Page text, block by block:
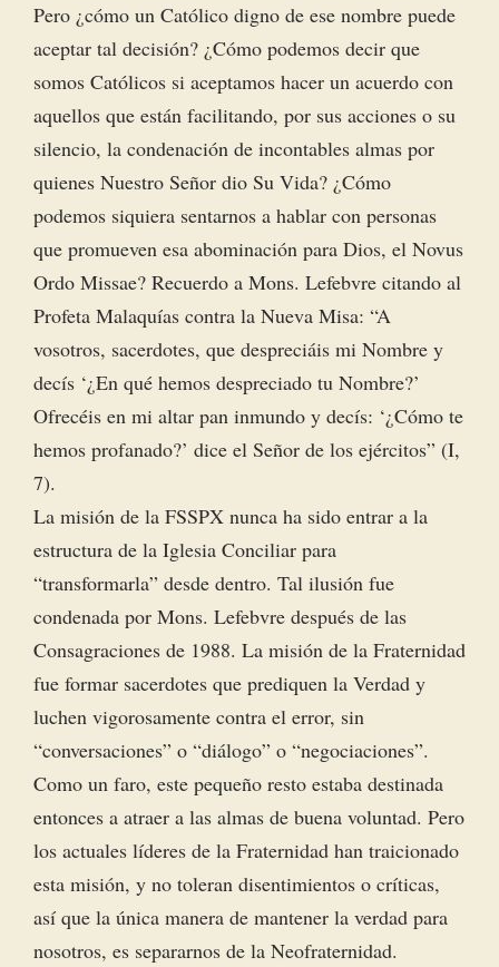
Pero ¿cómo un Católico digno de ese nombre puede
aceptar tal decisión? ¿Cómo podemos decir que
somos Católicos si aceptamos hacer un acuerdo con
aquellos que están facilitando, por sus acciones o su
silencio, la condenación de incontables almas por
quienes Nuestro Señor dio Su Vida? ¿Cómo
podemos siquiera sentarnos a hablar con personas
que promueven esa abominación para Dios, el Novus
Ordo Missae? Recuerdo a Mons. Lefebvre citando al
Profeta Malaquías contra la Nueva Misa: “A
vosotros, sacerdotes, que despreciáis mi Nombre y
decís ‘¿En qué hemos despreciado tu Nombre?’
Ofrecéis en mi altar pan inmundo y decís: ‘¿Cómo te
hemos profanado?’ dice el Señor de los ejércitos” (I,
7).
La misión de la FSSPX nunca ha sido entrar a la
estructura de la Iglesia Conciliar para
“transformarla” desde dentro. Tal ilusión fue
condenada por Mons. Lefebvre después de las
Consagraciones de 1988. La misión de la Fraternidad
fue formar sacerdotes que prediquen la Verdad y
luchen vigorosamente contra el error, sin
“conversaciones” o “diálogo” o “negociaciones”.
Como un faro, este pequeño resto estaba destinada
entonces a atraer a las almas de buena voluntad. Pero
los actuales líderes de la Fraternidad han traicionado
esta misión, y no toleran disentimientos o críticas,
así que la única manera de mantener la verdad para
nosotros, es separarnos de la Neofraternidad.